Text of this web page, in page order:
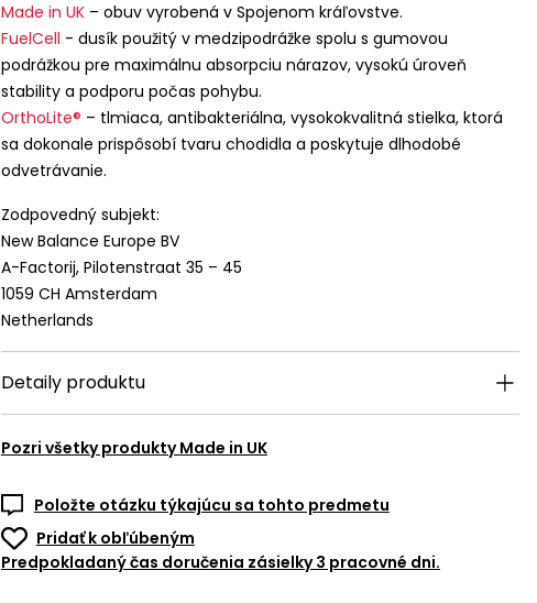
Made in UK– obuv vyrobená v Spojenom kráľovstve.
FuelCell - dusík použitý v medzipodrážke spolu s gumovou
podrážkou pre maximálnu absorpciu nárazov, vysokú úroveň
stability a podporu počas pohybu.
OrthoLite® – tlmiaca, antibakteriálna, vysokokvalitná stielka, ktorá
sa dokonale prispôsobí tvaru chodidla a poskytuje dlhodobé
odvetrávanie.
Zodpovedný subjekt:
New Balance Europe BV
A-Factorij, Pilotenstraat 35 – 45
1059 CH Amsterdam
Netherlands
Detaily produktu
Pozri všetky produkty Made in UK
Položte otázku týkajúcu sa tohto predmetu
Pridať k obľúbeným
Predpokladaný čas doručenia zásielky 3 pracovné dni.